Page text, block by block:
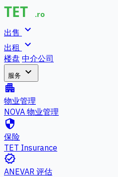
出售 expand_more
出租 expand_more
楼盘 中介公司
服务 expand_more
apartment
物业管理
NOVA 物业管理
security
保险
TET Insurance
verified
ANEVAR 评估